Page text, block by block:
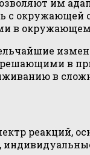
в окружающем
в
в
реакций,